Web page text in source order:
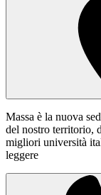
Massa è la nuova
del nostro territorio,
migliori università
leggere